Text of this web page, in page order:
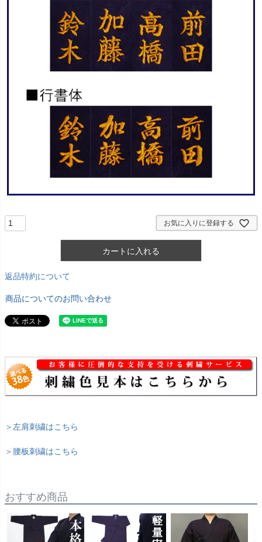
お気に入りに登録する
カートに入れる
返品特約について
商品についてのお問い合わせ
＞左肩刺繍はこちら
＞腰板刺繍はこちら
おすすめ商品